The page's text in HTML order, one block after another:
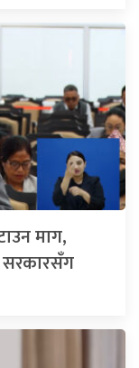
माग,
सरकारसँग